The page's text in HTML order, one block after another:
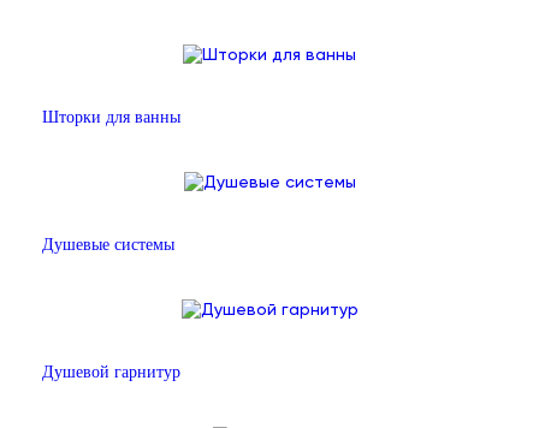
Шторки для ванны
Душевые системы
Душевой гарнитур